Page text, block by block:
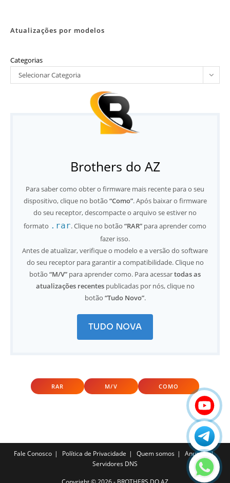
Atualizações por modelos
Categorias
Selecionar Categoria
Brothers do AZ
Para saber como obter o firmware mais recente para o seu
dispositivo, clique no botão “Como”. Após baixar o firmware
do seu receptor, descompacte o arquivo se estiver no
formato .rar. Clique no botão “RAR” para aprender como
fazer isso.
Antes de atualizar, verifique o modelo e a versão do software
do seu receptor para garantir a compatibilidade. Clique no
botão “M/V” para aprender como. Para acessartodas as
atualizações recentespublicadas por nós, clique no
botão “Tudo Novo”.
TUDO NOVA
RAR M/V COMO
Fale Conosco Política de Privacidade Quem somos
Anuncie
Servidores DNS